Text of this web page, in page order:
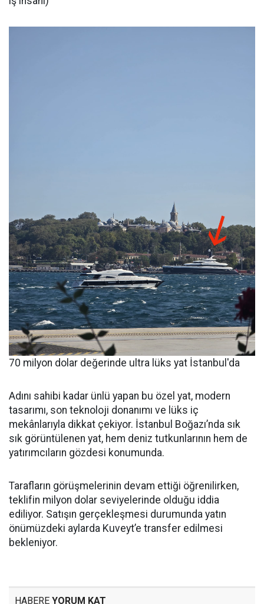
70 milyon dolar değerinde ultra lüks yat İstanbul'da
Adını sahibi kadar ünlü yapan bu özel yat, modern
tasarımı, son teknoloji donanımı ve lüks iç
mekânlarıyla dikkat çekiyor. İstanbul Boğazı’nda sık
sık görüntülenen yat, hem deniz tutkunlarının hem de
yatırımcıların gözdesi konumunda.
Tarafların görüşmelerinin devam ettiği öğrenilirken,
teklifin milyon dolar seviyelerinde olduğu iddia
ediliyor. Satışın gerçekleşmesi durumunda yatın
önümüzdeki aylarda Kuveyt’e transfer edilmesi
bekleniyor.
HABERE YORUM KAT